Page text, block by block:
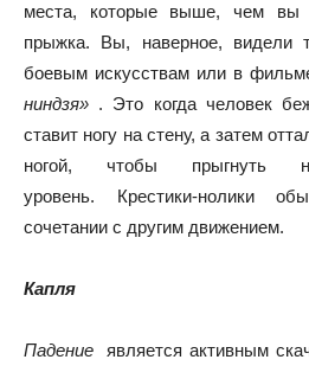
места, которые выше, чем
прыжка. Вы, наверное, видели
боевым искусствам или в
ниндзя» . Это когда человек
ставит ногу на стену, а затем
ногой, чтобы прыгнуть
уровень. Крестики-нолики
сочетании с другим движением.
Капля
Падение является активным